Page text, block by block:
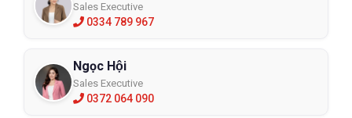
Sales Executive
0334 789 967
Ngọc Hội
Sales Executive
0372 064 090